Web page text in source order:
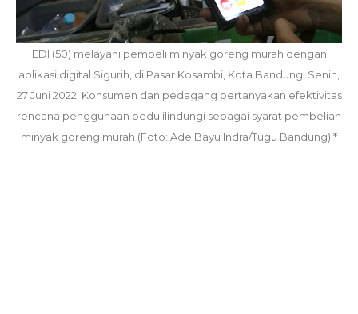
EDI (50) melayani pembeli minyak goreng murah dengan
aplikasi digital Sigurih, di Pasar Kosambi, Kota Bandung, Senin,
27 Juni 2022. Konsumen dan pedagang pertanyakan efektivitas
rencana penggunaan pedulilindungi sebagai syarat pembelian
minyak goreng murah (Foto: Ade Bayu Indra/Tugu Bandung).*